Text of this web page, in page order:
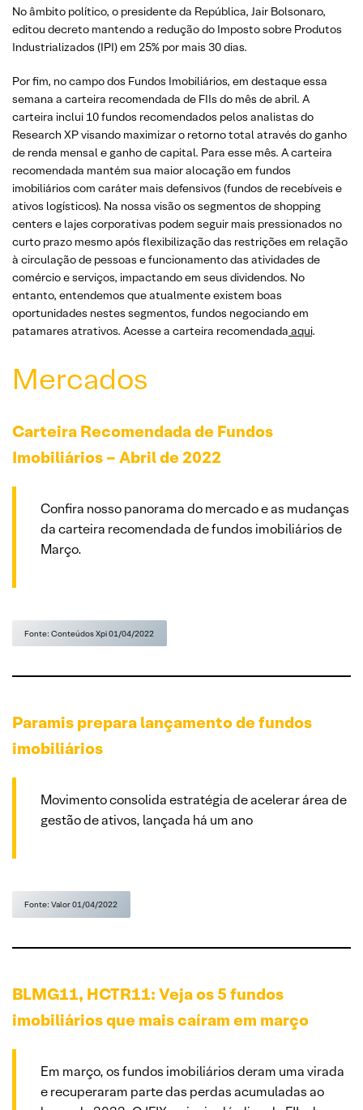
No âmbito político, o presidente da República, Jair Bolsonaro,
editou decreto mantendo a redução do Imposto sobre Produtos
Industrializados (IPI) em 25% por mais 30 dias.
Por fim, no campo dos Fundos Imobiliários, em destaque essa
semana a carteira recomendada de FIIs do mês de abril. A
carteira inclui 10 fundos recomendados pelos analistas do
Research XP visando maximizar o retorno total através do ganho
de renda mensal e ganho de capital. Para esse mês. A carteira
recomendada mantém sua maior alocação em fundos
imobiliários com caráter mais defensivos (fundos de recebíveis e
ativos logísticos). Na nossa visão os segmentos de shopping
centers e lajes corporativas podem seguir mais pressionados no
curto prazo mesmo após flexibilização das restrições em relação
à circulação de pessoas e funcionamento das atividades de
comércio e serviços, impactando em seus dividendos. No
entanto, entendemos que atualmente existem boas
oportunidades nestes segmentos, fundos negociando em
patamares atrativos. Acesse a carteira recomendada aqui.
Mercados
Carteira Recomendada de Fundos
Imobiliários – Abril de 2022
Confira nosso panorama do mercado e as mudanças
da carteira recomendada de fundos imobiliários de
Março.
Fonte: Conteúdos Xpi 01/04/2022
Paramis prepara lançamento de fundos
imobiliários
Movimento consolida estratégia de acelerar área de
gestão de ativos, lançada há um ano
Fonte: Valor 01/04/2022
BLMG11, HCTR11: Veja os 5 fundos
imobiliários que mais caíram em março
Em março, os fundos imobiliários deram uma virada
e recuperaram parte das perdas acumuladas ao